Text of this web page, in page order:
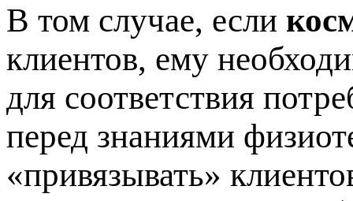
В том случае, если
клиентов, ему
для соответствия
перед знаниями
«привязывать»